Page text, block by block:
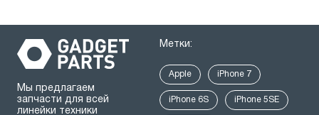
Мы предлагаем
запчасти для всей
линейки техники
Метки:
Apple iPhone 7
iPhone 6S iPhone 5SE